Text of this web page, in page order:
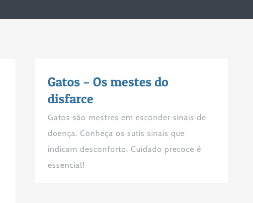
Gatos – Os mestes do
disfarce
Gatos são mestres em esconder sinais de
doença. Conheça os sutis sinais que
indicam desconforto. Cuidado precoce é
essencial!